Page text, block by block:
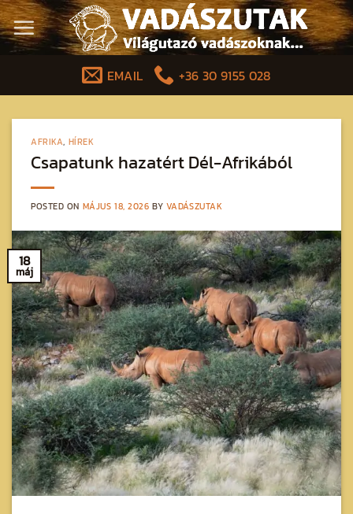
Skip
to
content
EMAIL
+36 30 9155 028
AFRIKA, HÍREK
Csapatunk hazatért Dél-Afrikából
POSTED ON MÁJUS 18, 2026 BY VADÁSZUTAK
18
máj